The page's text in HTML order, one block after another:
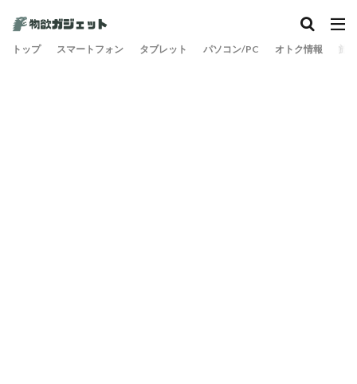
トップ スマートフォン タブレット パソコン/PC オトク情報 旅
カテゴリー